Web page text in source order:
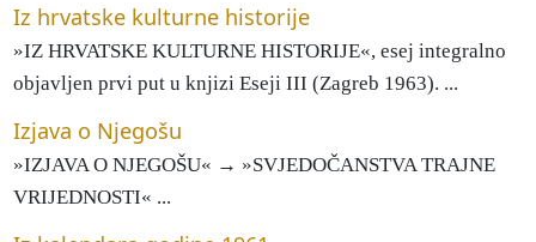
Iz hrvatske kulturne historije
»IZ HRVATSKE KULTURNE HISTORIJE«, esej integralno
objavljen prvi put u knjizi Eseji III (Zagreb 1963). ...
Izjava o Njegošu
»IZJAVA O NJEGOŠU« → »SVJEDOČANSTVA TRAJNE
VRIJEDNOSTI« ...